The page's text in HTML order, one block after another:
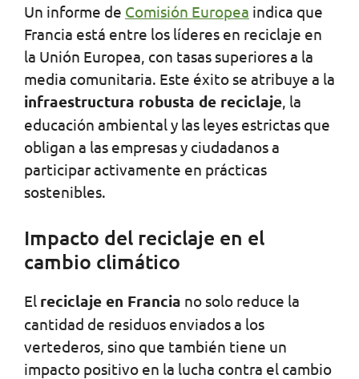
Un informe de Comisión Europea indica que
Francia está entre los líderes en reciclaje en
la Unión Europea, con tasas superiores a la
media comunitaria. Este éxito se atribuye a la
infraestructura robusta de reciclaje , la
educación ambiental y las leyes estrictas que
obligan a las empresas y ciudadanos a
participar activamente en prácticas
sostenibles.
Impacto del reciclaje en el
cambio climático
El reciclaje en Francia no solo reduce la
cantidad de residuos enviados a los
vertederos, sino que también tiene un
impacto positivo en la lucha contra el cambio